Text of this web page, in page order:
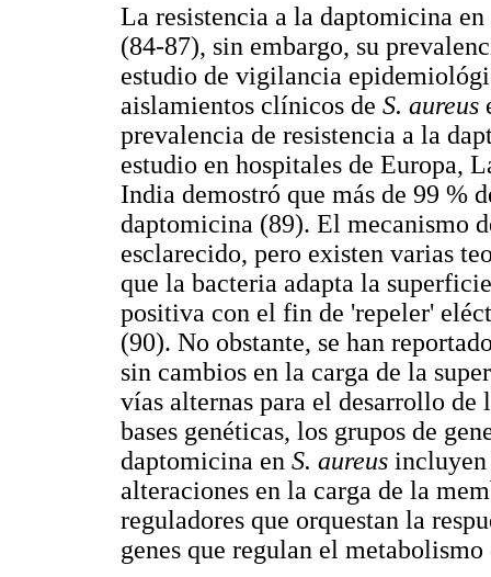
La resistencia a la daptomicina en
(84-87), sin embargo, su
estudio de vigilancia
aislamientos clínicos de S. aureus
prevalencia de resistencia a la
estudio en hospitales de Europa,
India demostró que más de 99 %
daptomicina (89). El mecanismo
esclarecido, pero existen varias
que la bacteria adapta la
positiva con el fin de 'repeler'
(90). No obstante, se han
sin cambios en la carga de la
vías alternas para el desarrollo
bases genéticas, los grupos de
daptomicina en S. aureus incluyen
alteraciones en la carga de la
reguladores que orquestan la
genes que regulan el